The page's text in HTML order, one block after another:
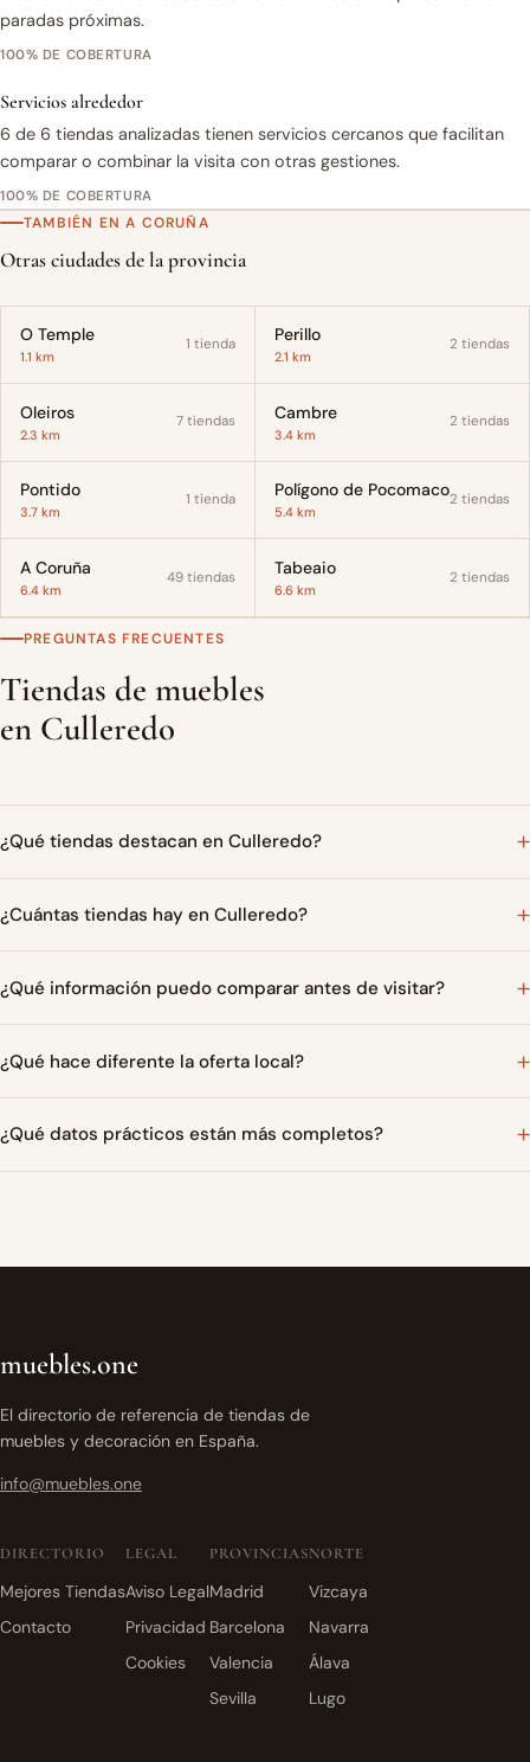
paradas próximas.
100% DE COBERTURA
Servicios alrededor
6 de 6 tiendas analizadas tienen servicios cercanos que facilitan
comparar o combinar la visita con otras gestiones.
100% DE COBERTURA
TAMBIÉN EN A CORUÑA
Otras ciudades de la provincia
O Temple
1.1 km
1 tienda Perillo
2.1 km
2 tiendas
Oleiros
2.3 km
7 tiendas Cambre
3.4 km
2 tiendas
Pontido
3.7 km
1 tienda Polígono de Pocomaco
5.4 km
2 tiendas
A Coruña
6.4 km
49 tiendas Tabeaio
6.6 km
2 tiendas
PREGUNTAS FRECUENTES
Tiendas de muebles
en Culleredo
¿Qué tiendas destacan en Culleredo?
¿Cuántas tiendas hay en Culleredo?
¿Qué información puedo comparar antes de visitar?
¿Qué hace diferente la oferta local?
¿Qué datos prácticos están más completos?
muebles.one
El directorio de referencia de tiendas de
muebles y decoración en España.
info@muebles.one
DIRECTORIO
Mejores Tiendas
Contacto
LEGAL
Aviso Legal
Privacidad
Cookies
PROVINCIAS
Madrid
Barcelona
Valencia
Sevilla
NORTE
Vizcaya
Navarra
Álava
Lugo